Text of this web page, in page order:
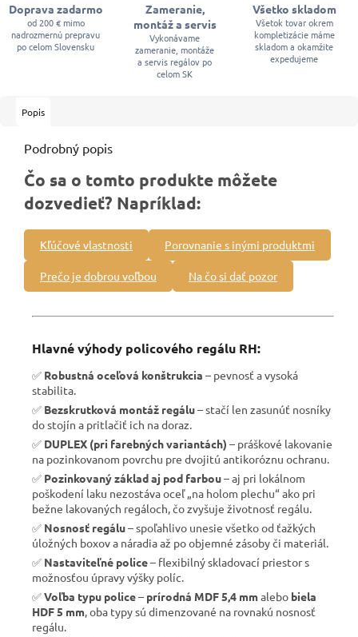
Doprava zadarmo
od 200 € mimo
nadrozmernú prepravu
po celom Slovensku
Zameranie,
montáž a servis
Vykonávame
zameranie, montáže
a servis regálov po
celom SK
Všetko skladom
Všetok tovar okrem
kompletizácie máme
skladom a okamžite
expedujeme
Popis
Podrobný popis
Čo sa o tomto produkte môžete
dozvedieť? Napríklad:
Kľúčové vlastnosti Porovnanie s inými produktmi
Prečo je dobrou voľbou Na čo si dať pozor
Hlavné výhody policového regálu RH:
✅ Robustná oceľová konštrukcia – pevnosť a vysoká
stabilita.
✅ Bezskrutková montáž regálu– stačí len zasunúť nosníky
do stojín a pritlačiť ich na doraz.
✅ DUPLEX (pri farebných variantách) – práškové lakovanie
na pozinkovanom povrchu pre dvojitú antikoróznu ochranu.
✅ Pozinkovaný základ aj pod farbou– aj pri lokálnom
poškodení laku nezostáva oceľ „na holom plechu“ ako pri
bežne lakovaných regáloch, čo zvyšuje životnosť regálu.
✅ Nosnosť regálu– spoľahlivo unesie všetko od ťažkých
úložných boxov a náradia až po objemné zásoby či materiál.
✅ Nastaviteľné police– flexibilný skladovací priestor s
možnosťou úpravy výšky políc.
✅Voľba typu police– prírodná MDF 5,4 mmalebo biela
HDF 5 mm , oba typy sú dimenzované na rovnakú nosnosť
regálu.